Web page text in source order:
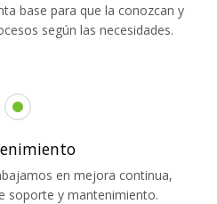
base para que la conozcan y
según las necesidades.
en mejora continua,
soporte y mantenimiento.